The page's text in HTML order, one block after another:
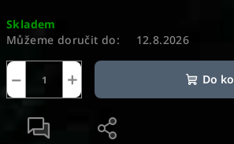
cena:
Skladem
Můžeme doručit do:
12.8.2026
+
− Do